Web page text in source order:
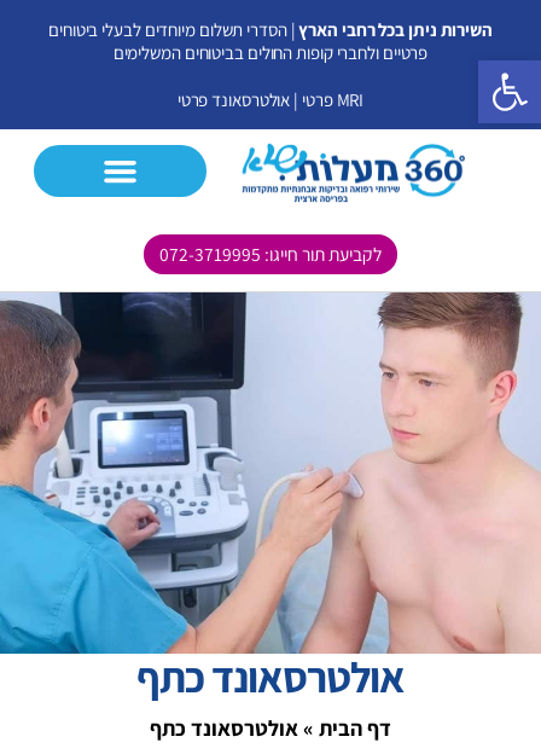
השירות ניתן בכל רחבי הארץ| הסדרי תשלום מיוחדים לבעלי ביטוחים
פרטיים ולחברי קופות החולים בביטוחים המשלימים
MRI פרטי | אולטרסאונד פרטי
לקביעת תור חייגו: 072-3719995
אולטרסאונד כתף
דף הבית »אולטרסאונד כתף
פתח סרגל נגישות